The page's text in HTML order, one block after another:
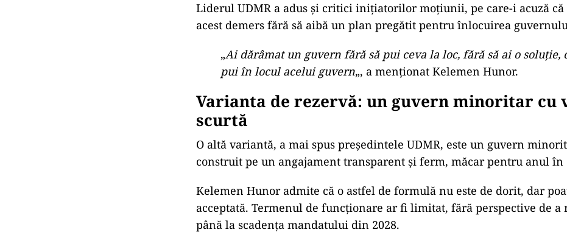
UDMR pune o condiție pe masă: viitorul șef al Guvernului nu trebuie
nici din PSD, nici din PNL. Argumentul ține de tensiunile acumulate
Kelemen Hunor argumentează că un nume venit dinspre unul dintre
„Prima opţiune pentru noi este refacerea coaliţiei. Sigur, trebuie un om
Şi probabil că acel om nu poate veni nici din PSD, nici din PNL, fiindcă
pune problema pentru celălalt partid cum acceptă după această
declarat acesta.
Liderul UDMR a adus și critici inițiatorilor moțiunii, pe care-i acuză că
acest demers fără să aibă un plan pregătit pentru înlocuirea